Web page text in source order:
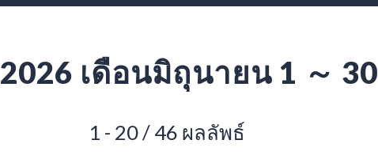
2026 เดือนมิถุนายน 1 ～ 30
1 - 20 / 46 ผลลัพธ์